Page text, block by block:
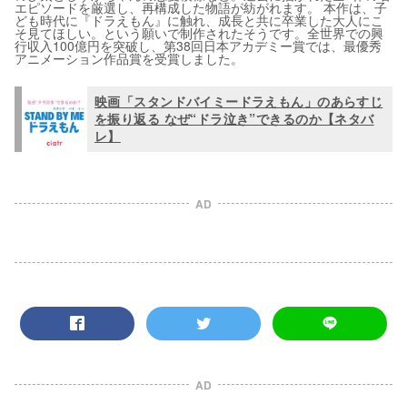
エピソードを厳選し、再構成した物語が紡がれます。 本作は、子
ども時代に『ドラえもん』に触れ、成長と共に卒業した大人にこ
そ見てほしい。という願いで制作されたそうです。全世界での興
行収入100億円を突破し、第38回日本アカデミー賞では、最優秀
アニメーション作品賞を受賞しました。
映画「スタンドバイミードラえもん」のあらすじ
を振り返る なぜ“ドラ泣き”できるのか【ネタバ
レ】
AD
AD